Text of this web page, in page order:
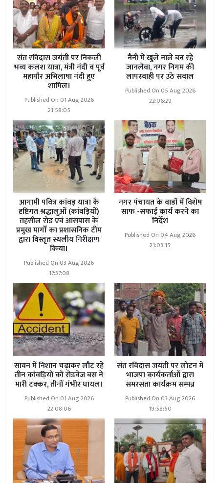
संत रविदास जयंती पर निकली
भव्य कलश यात्रा, मंत्री नंदी व पूर्व
महापौर अभिलाषा नंदी हुए
शामिल।
Published On 01 Aug 2026
21:58:05
नैनी में खुले नाले बन रहे
जानलेवा, नगर निगम की
लापरवाही पर उठे सवाल
Published On 05 Aug 2026
22:06:29
आगामी पवित्र कांवड़ यात्रा के
दृष्टिगत श्रद्धालुओं (कांवड़ियों)
तहसील रोड एवं आसपास के
प्रमुख मार्गों का प्रशासनिक टीम
द्वारा विस्तृत स्थलीय निरीक्षण
किया।
Published On 03 Aug 2026
17:37:08
नगर पंचायत के वार्डो में विशेष
साफ -सफाई कार्य करने का
निर्देश
Published On 04 Aug 2026
21:03:15
सावन में निशान चढ़ाकर लौट रहे
तीन कांवड़ियों को रोडवेज बस ने
मारी टक्कर, तीनों गंभीर घायल।
Published On 01 Aug 2026
22:08:06
संत रविदास जयंती पर लोटन में
भाजपा कार्यकर्ताओं द्वारा
समरसता कार्यक्रम सम्पन्न
Published On 03 Aug 2026
19:58:50